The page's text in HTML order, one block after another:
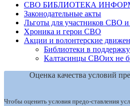
СВО БИБЛИОТЕКА
Законодательные акты
Льготы для участников СВО и
Хроника и герои СВО
Акции и волонтерские
Библиотеки в
Калтасинцы СВОих не
Оценка качества условий
Чтобы оценить условия предо-ставления